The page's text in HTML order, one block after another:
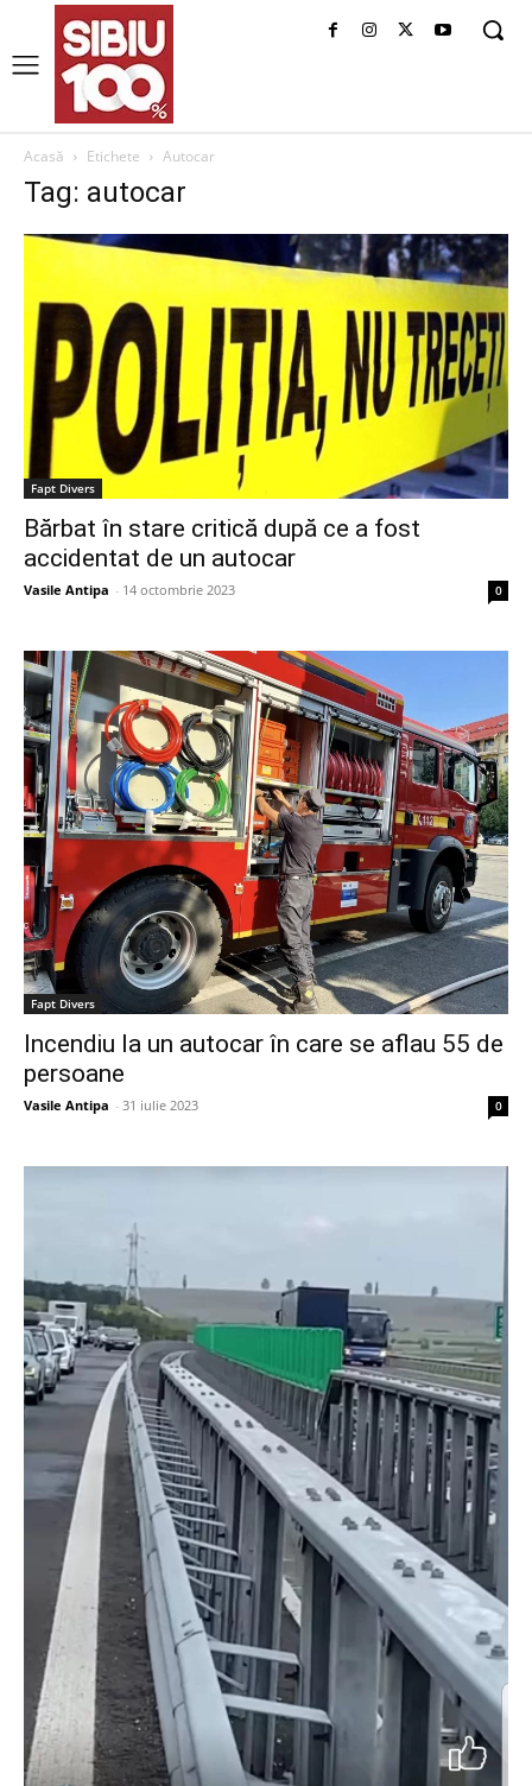
Acasă Etichete Autocar
Tag: autocar
Fapt Divers
Bărbat în stare critică după ce a fost
accidentat de un autocar
Vasile Antipa - 14 octombrie 2023 0
Fapt Divers
Incendiu la un autocar în care se aflau 55 de
persoane
Vasile Antipa - 31 iulie 2023 0